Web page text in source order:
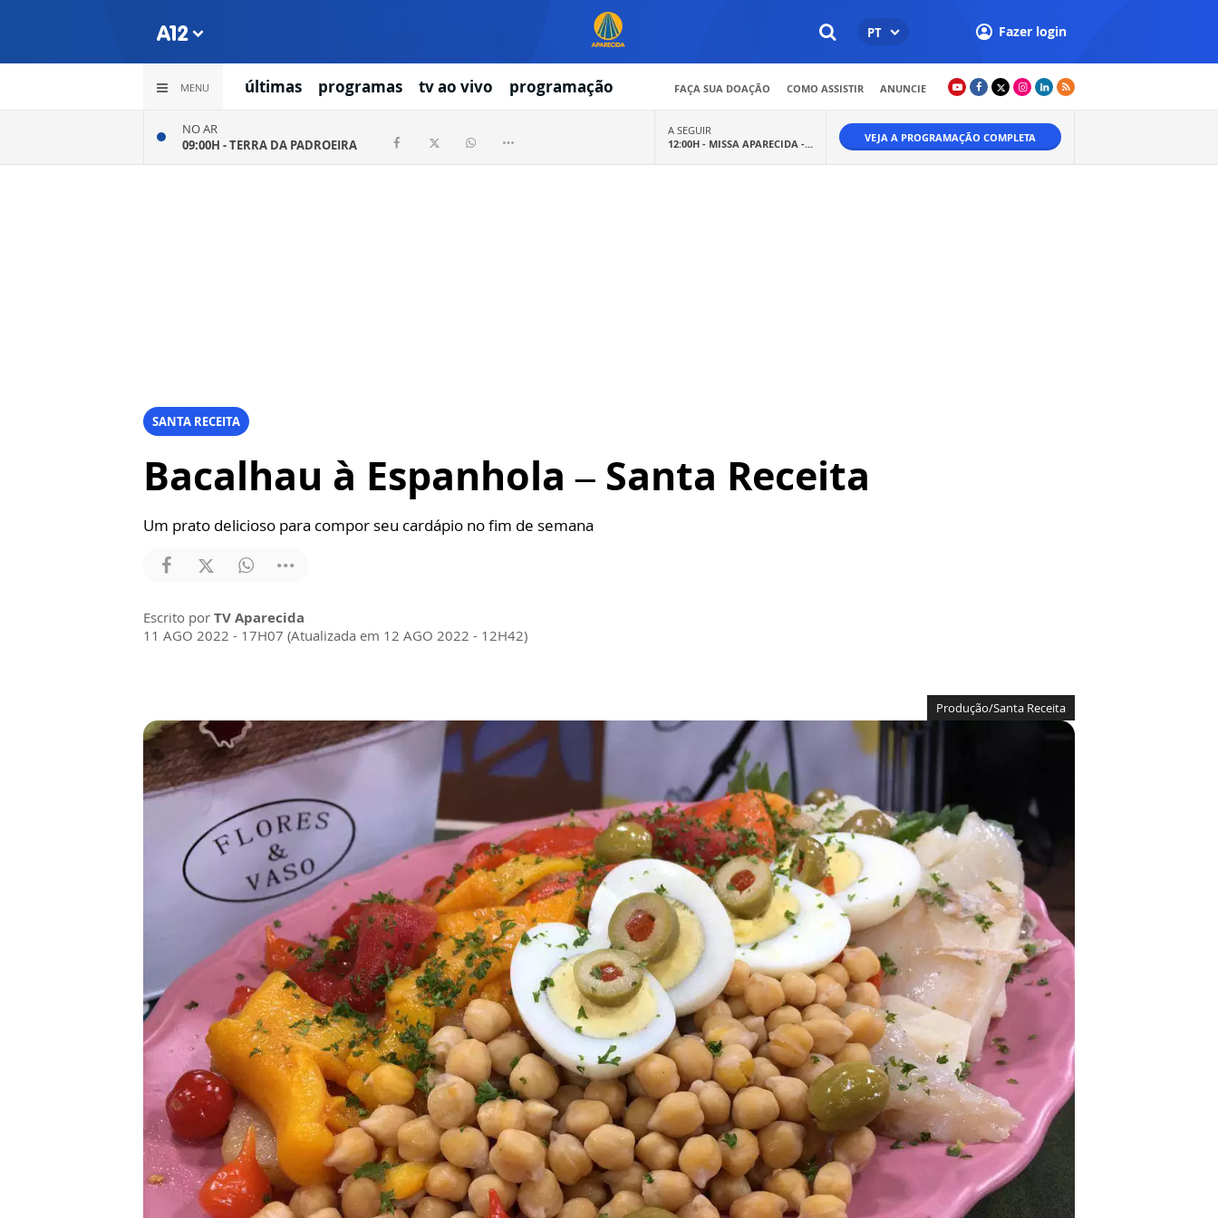
PT Fazer login
MENU últimas programas tv ao vivo programação FAÇA SUA DOAÇÃO COMO ASSISTIR ANUNCIE
NO AR
09:00H -TERRA DA PADROEIRA
A SEGUIR
12:00H - MISSA APARECIDA -... VEJA A PROGRAMAÇÃO COMPLETA
SANTA RECEITA
Bacalhau à Espanhola – Santa Receita
Um prato delicioso para compor seu cardápio no fim de semana
Escrito por TV Aparecida
11 AGO 2022 - 17H07 (Atualizada em 12 AGO 2022 - 12H42)
Produção/Santa Receita